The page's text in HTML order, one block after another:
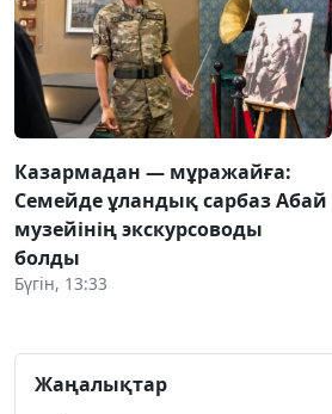
Казармадан — мұражайға:
Семейде ұландық сарбаз Абай
музейінің экскурсоводы
болды
Бүгін, 13:33
Жаңалықтар